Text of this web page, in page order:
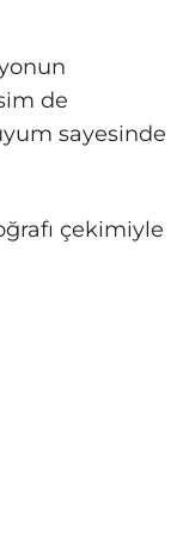
de
sayesinde
çekimiyle